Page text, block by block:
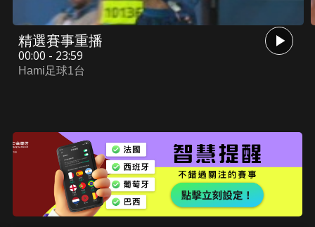
精選賽事重播
00:00 - 23:59
Hami足球1台